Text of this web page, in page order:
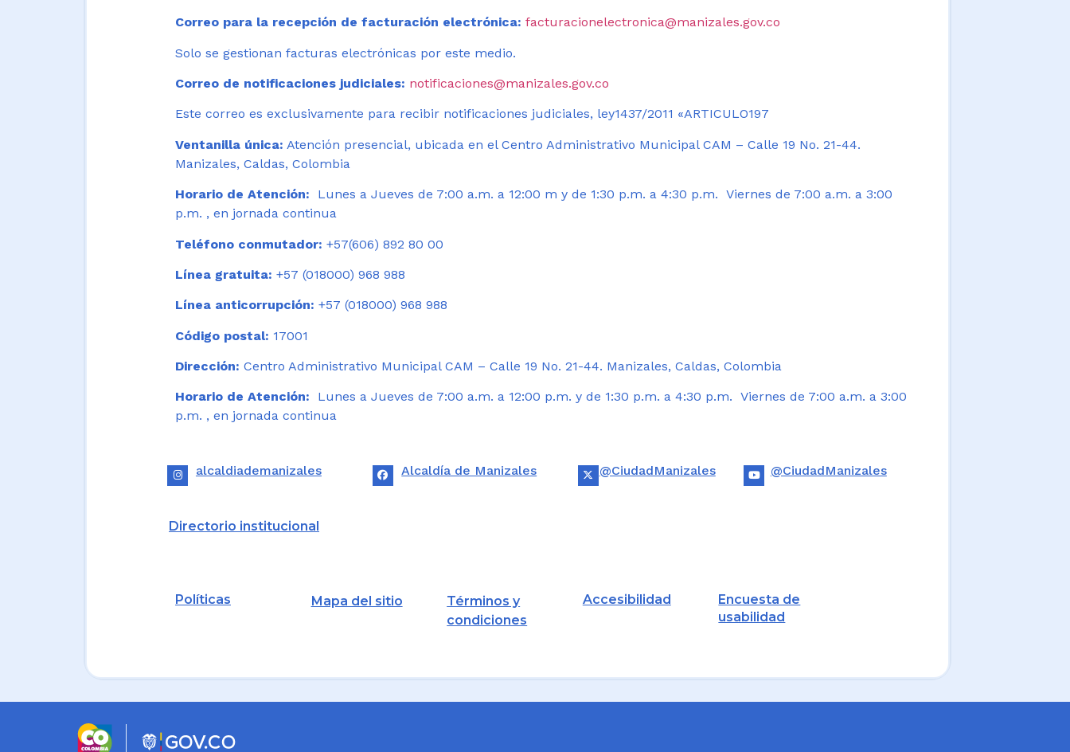
Correo para la recepción de facturación electrónica: facturacionelectronica@manizales.gov.co
Solo se gestionan facturas electrónicas por este medio.
Correo de notificaciones judiciales: notificaciones@manizales.gov.co
Este correo es exclusivamente para recibir notificaciones judiciales, ley1437/2011 «ARTICULO197
Ventanilla única: Atención presencial, ubicada en el Centro Administrativo Municipal CAM – Calle 19 No. 21-44.
Manizales, Caldas, Colombia
Horario de Atención:
Lunes a Jueves de 7:00 a.m. a 12:00 m y de 1:30 p.m. a 4:30 p.m. Viernes de 7:00 a.m. a 3:00
p.m. , en jornada continua
Teléfono conmutador: +57(606) 892 80 00
Línea gratuita: +57 (018000) 968 988
Línea anticorrupción: +57 (018000) 968 988
Código postal: 17001
Dirección: Centro Administrativo Municipal CAM – Calle 19 No. 21-44. Manizales, Caldas, Colombia
Horario de Atención: Lunes a Jueves de 7:00 a.m. a 12:00 p.m. y de 1:30 p.m. a 4:30 p.m. Viernes de 7:00 a.m. a 3:00
p.m. , en jornada continua
alcaldiademanizales Alcaldía de Manizales @CiudadManizales @CiudadManizales
Directorio institucional
Políticas Mapa del sitio
Términos y
condiciones
Accesibilidad
Encuesta de
usabilidad